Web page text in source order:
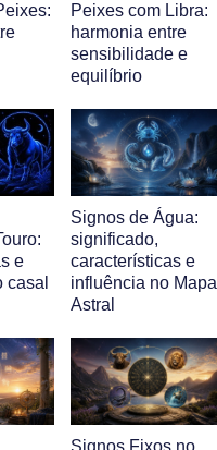
Peixes com Libra:
harmonia entre
sensibilidade e
equilíbrio
e
casal
Signos de Água:
significado,
características e
influência no Mapa
Astral